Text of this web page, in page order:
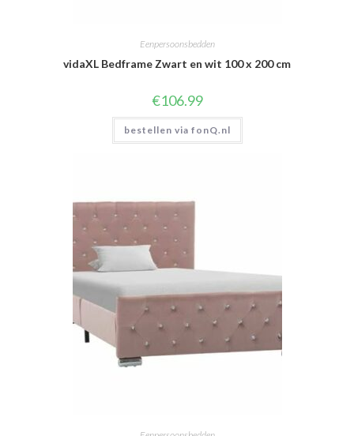
Eenpersoonsbedden
vidaXL Bedframe Zwart en wit 100 x 200 cm
€106.99
bestellen via fonQ.nl